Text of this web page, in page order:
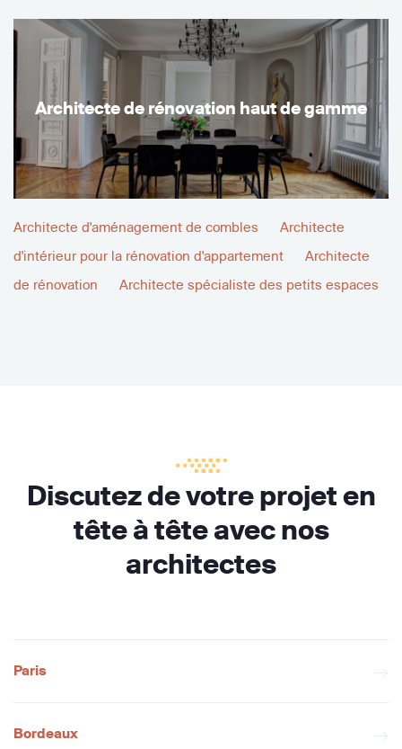
Architecte de rénovation haut de gamme
Architecte d'aménagement de combles
Architecte
d'intérieur pour la rénovation d'appartement
Architecte
de rénovation
Architecte spécialiste des petits espaces
Discutez de votre projet en
tête à tête avec nos
architectes
Paris
Bordeaux